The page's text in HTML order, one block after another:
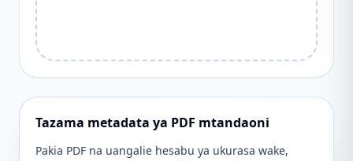
Tazama metadata ya PDF mtandaoni
Pakia PDF na uangalie hesabu ya ukurasa wake,